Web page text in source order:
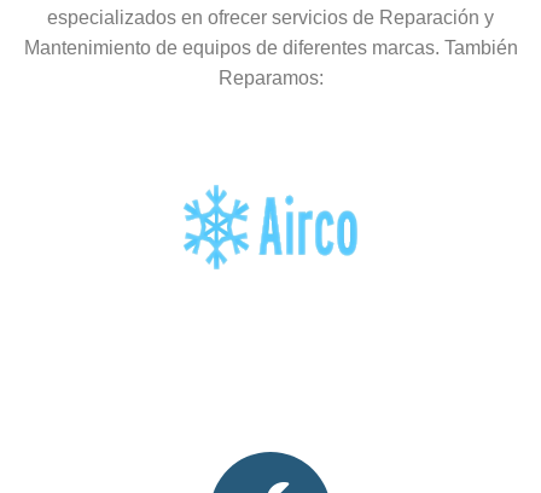
especializados en ofrecer servicios de Reparación y
Mantenimiento de equipos de diferentes marcas. También
Reparamos: